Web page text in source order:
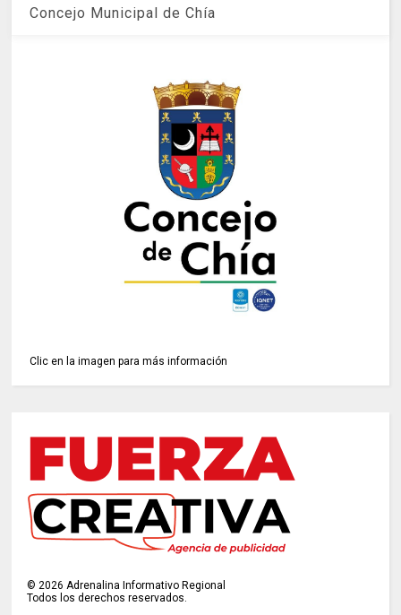
Concejo Municipal de Chía
Clic en la imagen para más información
©2026 Adrenalina Informativo Regional
Todos los derechos reservados.